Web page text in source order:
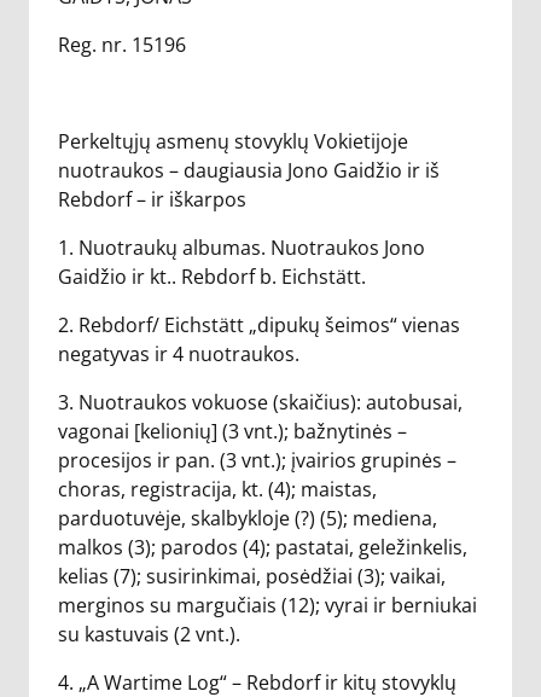
News & Events
Contact Us
Reg. nr. 15196
Perkeltųjų asmenų stovyklų Vokietijoje
nuotraukos – daugiausia Jono Gaidžio ir iš
Rebdorf – ir iškarpos
1. Nuotraukų albumas. Nuotraukos Jono
Gaidžio ir kt.. Rebdorf b. Eichstätt.
2. Rebdorf/ Eichstätt „dipukų šeimos“ vienas
negatyvas ir 4 nuotraukos.
3. Nuotraukos vokuose (skaičius): autobusai,
vagonai [kelionių] (3 vnt.); bažnytinės –
procesijos ir pan. (3 vnt.); įvairios grupinės –
choras, registracija, kt. (4); maistas,
parduotuvėje, skalbykloje (?) (5); mediena,
malkos (3); parodos (4); pastatai, geležinkelis,
kelias (7); susirinkimai, posėdžiai (3); vaikai,
merginos su margučiais (12); vyrai ir berniukai
su kastuvais (2 vnt.).
4. „A Wartime Log“ – Rebdorf ir kitų stovyklų